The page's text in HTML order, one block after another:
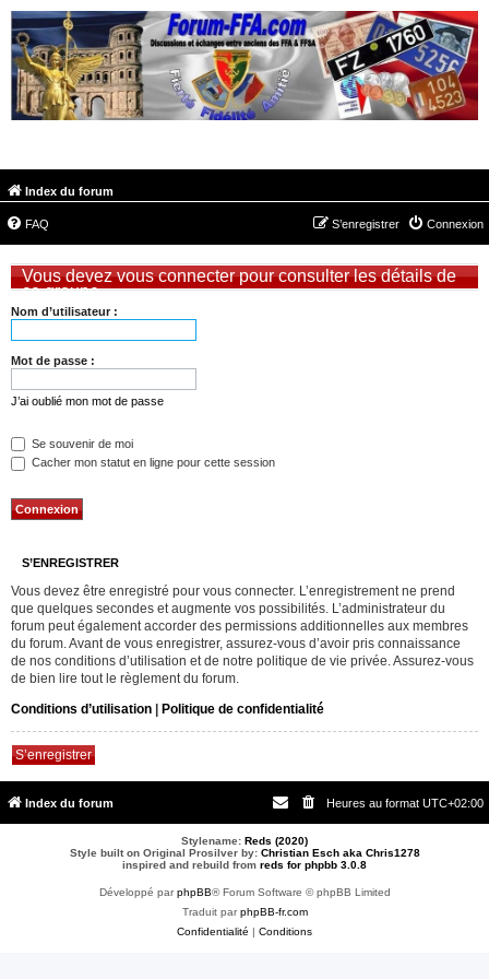
Index du forum
FAQ Connexion
S’enregistrer
Vous devez vous connecter pour consulter les détails de
ce groupe.
Nom d’utilisateur :
Mot de passe :
J’ai oublié mon mot de passe
Se souvenir de moi
Cacher mon statut en ligne pour cette session
S’ENREGISTRER
Vous devez être enregistré pour vous connecter. L’enregistrement ne prend
que quelques secondes et augmente vos possibilités. L’administrateur du
forum peut également accorder des permissions additionnelles aux membres
du forum. Avant de vous enregistrer, assurez-vous d’avoir pris connaissance
de nos conditions d’utilisation et de notre politique de vie privée. Assurez-vous
de bien lire tout le règlement du forum.
Conditions d’utilisation
Politique de confidentialité
S’enregistrer
Index du forum Heures au format UTC+02:00
Stylename: Reds (2020)
Style built on Original Prosilver by: Christian Esch aka Chris1278
inspired and rebuild from reds for phpbb 3.0.8
Développé parphpBB® Forum Software © phpBB Limited
Traduit parphpBB-fr.com
Confidentialité
Conditions